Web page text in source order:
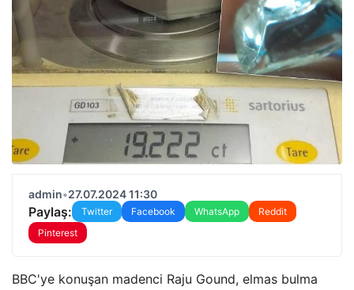
admin•27.07.2024 11:30
Paylaş: Twitter Facebook WhatsApp
Reddit
Pinterest
BBC'ye konuşan madenci Raju Gound, elmas bulma